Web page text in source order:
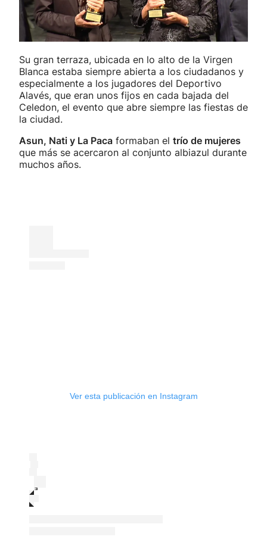
Su gran terraza, ubicada en lo alto de la Virgen
Blanca estaba siempre abierta a los ciudadanos y
especialmente a los jugadores del Deportivo
Alavés, que eran unos fijos en cada bajada del
Celedon, el evento que abre siempre las fiestas de
la ciudad.
Asun, Nati y La Paca formaban el trío de mujeres
que más se acercaron al conjunto albiazul durante
muchos años.
Ver esta publicación en Instagram